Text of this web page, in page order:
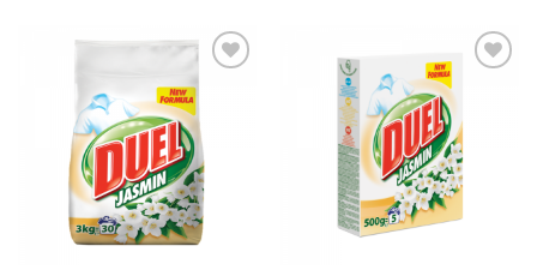
Lägg till i
önskelistan
Lägg till i
önskelistan